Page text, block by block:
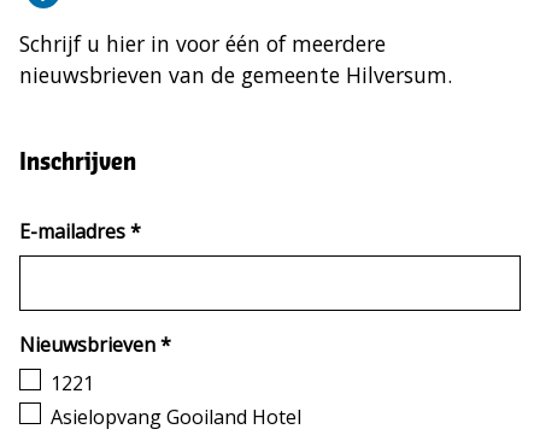
Schrijf u hier in voor één of meerdere
nieuwsbrieven van de gemeente Hilversum.
Inschrijven
E-mailadres*
Nieuwsbrieven*
1221
Asielopvang Gooiland Hotel